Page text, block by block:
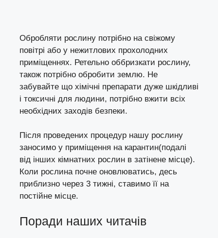
Обробляти рослину потрібно на свіжому
повітрі або у нежитлових прохолодних
приміщеннях. Ретельно оббризкати рослину,
також потрібно обробити землю. Не
забувайте що хімічні препарати дуже шкідливі
і токсичні для людини, потрібно вжити всіх
необхідних заходів безпеки.
Після проведених процедур нашу рослину
заносимо у приміщення на карантин(подалі
від інших кімнатних рослин в затінене місце).
Коли рослина почне оновлюватись, десь
приблизно через 3 тижні, ставимо її на
постійне місце.
Поради наших читачів